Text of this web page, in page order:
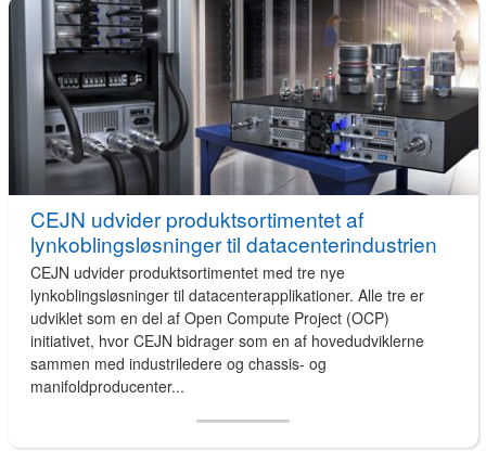
CEJN udvider produktsortimentet af
lynkoblingsløsninger til datacenterindustrien
CEJN udvider produktsortimentet med tre nye
lynkoblingsløsninger til datacenterapplikationer. Alle tre er
udviklet som en del af Open Compute Project (OCP)
initiativet, hvor CEJN bidrager som en af hovedudviklerne
sammen med industriledere og chassis- og
manifoldproducenter...